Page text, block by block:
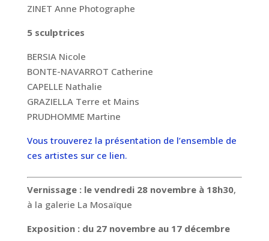
ZINET Anne Photographe
5 sculptrices
BERSIA Nicole
BONTE-NAVARROT Catherine
CAPELLE Nathalie
GRAZIELLA Terre et Mains
PRUDHOMME Martine
Vous trouverez la présentation de l’ensemble de
ces artistes sur ce lien.
Vernissage : le vendredi 28 novembre à 18h30,
à la galerie La Mosaïque
Exposition : du 27 novembre au 17 décembre